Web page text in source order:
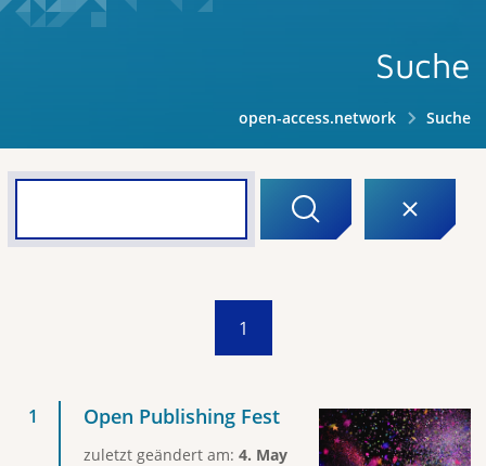
Suche
open-access.network Suche
1
Open Publishing Fest
zuletzt geändert am: 4. May